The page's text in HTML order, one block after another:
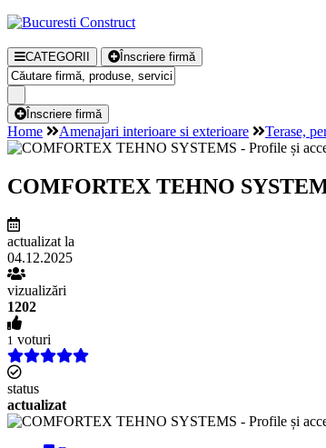
CATEGORII Înscriere firmă
Înscriere firmă
Home Amenajari interioare si exterioare Terase,
COMFORTEX TEHNO
actualizat la
04.12.2025
vizualizări
1202
1 voturi
status
actualizat